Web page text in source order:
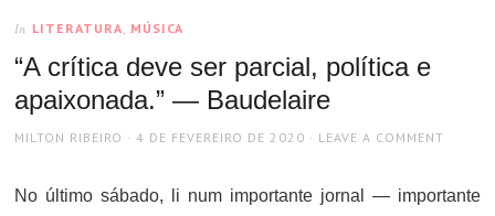
In LITERATURA, MÚSICA
“A crítica deve ser parcial, política e
apaixonada.” — Baudelaire
AUTHOR
MILTON RIBEIRO
POSTED
4 DE FEVEREIRO DE 2020 LEAVE A COMMENT
No último sábado, li num importante jornal — importante